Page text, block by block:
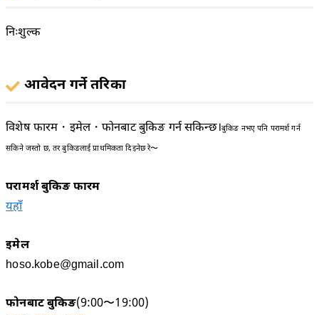
निःशुल्क
आवेदन गर्ने तरिका
विशेष फारम・इमेल・फोनबाट बुकिङ गर्न सकिन्छ।बुकिङ नभए पनि परामर्श गर्न
सकिने जस्तो छ, तर बुकिङलाई प्राथमिकता दिइनेछ रे〜
परामर्श बुकिङ फारम
यहाँ
इमेल
hoso.kobe@gmail.com
फोनबाट बुकिङ(9:00〜19:00)